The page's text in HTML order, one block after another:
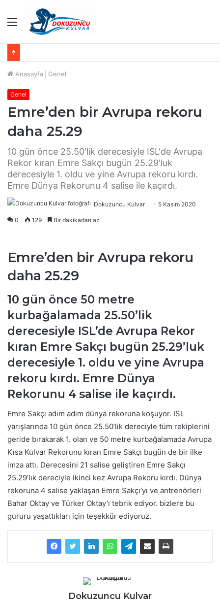
Menü
Anasayfa Genel
Genel
Emre’den bir Avrupa rekoru
daha 25.29
10 gün önce 25.50'lik derecesiyle ISL'de Avrupa
Rekor kıran Emre Sakçı bugün 25.29'luk
derecesiyle 1. oldu ve yine Avrupa rekoru kırdı.
Emre Dünya Rekorunu 4 salise ile kaçırdı.
Dokuzuncu Kulvar 5 Kasım 2020
0 129 Bir dakikadan az
Emre’den bir Avrupa rekoru
daha 25.29
10 gün önce 50 metre
kurbağalamada 25.50’lik
derecesiyle ISL’de Avrupa Rekor
kıran Emre Sakçı bugün 25.29’luk
derecesiyle 1. oldu ve yine Avrupa
rekoru kırdı. Emre Dünya
Rekorunu 4 salise ile kaçırdı.
Emre Sakçı adım adım dünya rekoruna koşuyor. ISL
yarışlarında 10 gün önce 25.50’lik dereciyle tüm rekiplerini
geride bırakarak 1. olan ve 50 metre kurbağalamada Avrupa
Kısa Kulvar Rekorunu kıran Emre Sakçı bugün de bir ilke
imza attı. Derecesini 21 salise geliştiren Emre Sakçı
25.29’lık dereciyle ikinci kez Avrupa Rekoru kırdı. Dünya
rekoruna 4 salise yaklaşan Emre Sakçı’yı ve antrenörleri
Bahar Oktay ve Türker Oktay’ı tebrik ediyor. bizlere bu
gururu yaşattıkları için teşekkür ediyoruz.
Dokuzuncu Kulvar